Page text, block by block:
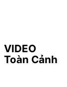
VIDEO
Toàn Cảnh